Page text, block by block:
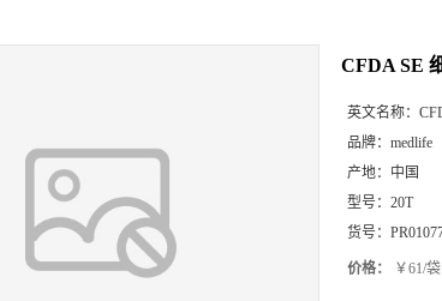
CFDA SE
英文名称：
品牌： medlife
产地： 中国
型号： 20T
货号：
价格： ￥61/袋